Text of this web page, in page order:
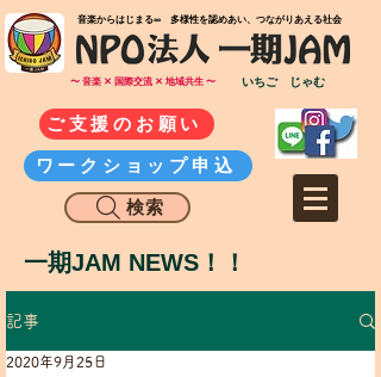
​音楽からはじまる∞ 多様性を認めあい、つながりあえる社会
〜 音楽 ✕ 国際交流 ✕ 地域共生 〜 いちご じゃむ
ご支援のお願い
ワークショップ申込
検索
一期JAM NEWS！！
記事
2020年9月25日